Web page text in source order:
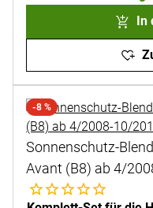
-8 %
Sonnenschutz-
Avant (B8) ab 4/
Noch keine